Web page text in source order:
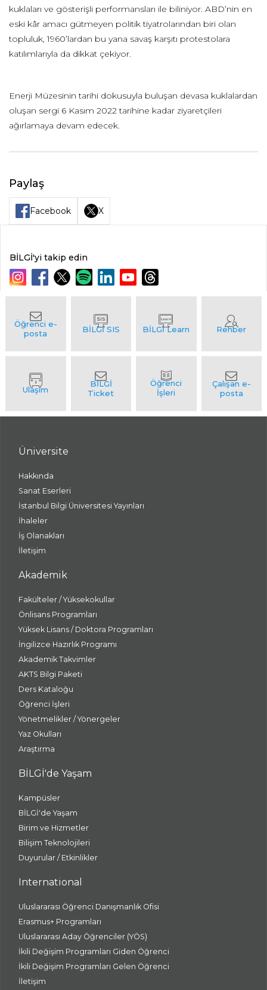
kuklaları ve gösterişli performansları ile biliniyor. ABD’nin en
eski kâr amacı gütmeyen politik tiyatrolarından biri olan
topluluk, 1960’lardan bu yana savaş karşıtı protestolara
katılımlarıyla da dikkat çekiyor.
Enerji Müzesinin tarihi dokusuyla buluşan devasa kuklalardan
oluşan sergi 6 Kasım 2022 tarihine kadar ziyaretçileri
ağırlamaya devam edecek.
Paylaş
Facebook X
BİLGİ'yi takip edin
Üniversite
Hakkında
Sanat Eserleri
İstanbul Bilgi Üniversitesi Yayınları
İhaleler
İş Olanakları
İletişim
Akademik
Fakülteler / Yüksekokullar
Önlisans Programları
Yüksek Lisans / Doktora Programları
İngilizce Hazırlık Programı
Akademik Takvimler
AKTS Bilgi Paketi
Ders Kataloğu
Öğrenci İşleri
Yönetmelikler / Yönergeler
Yaz Okulları
Araştırma
BİLGİ'de Yaşam
Kampüsler
BİLGİ'de Yaşam
Birim ve Hizmetler
Bilişim Teknolojileri
Duyurular / Etkinlikler
International
Uluslararası Öğrenci Danışmanlık Ofisi
Erasmus+ Programları
Uluslararası Aday Öğrenciler (YÖS)
İkili Değişim Programları Giden Öğrenci
İkili Değişim Programları Gelen Öğrenci
İletişim